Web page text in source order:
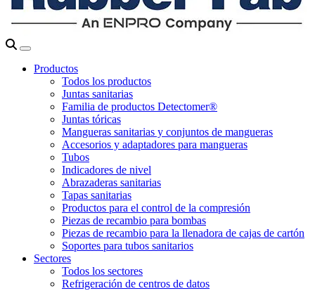
Productos
Todos los productos
Juntas sanitarias
Familia de productos Detectomer®
Juntas tóricas
Mangueras sanitarias y conjuntos de mangueras
Accesorios y adaptadores para mangueras
Tubos
Indicadores de nivel
Abrazaderas sanitarias
Tapas sanitarias
Productos para el control de la compresión
Piezas de recambio para bombas
Piezas de recambio para la llenadora de cajas de cartón
Soportes para tubos sanitarios
Sectores
Todos los sectores
Refrigeración de centros de datos